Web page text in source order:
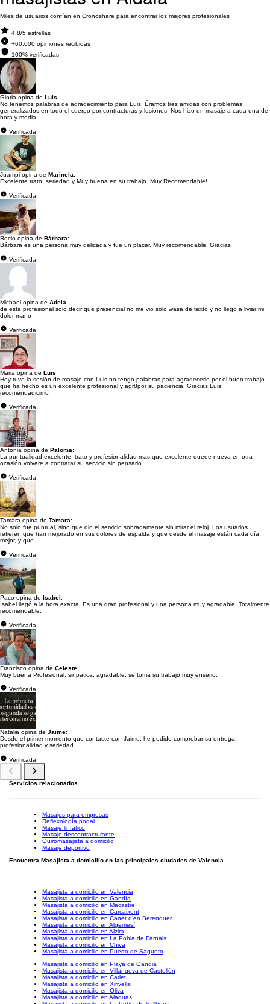
Miles de usuarios confían en Cronoshare para encontrar los mejores profesionales
4.8/5 estrellas
+60.000 opiniones recibidas
100% verificadas
Gloria opina de Luis:
No tenemos palabras de agradecimiento para Luis, Éramos tres amigas con problemas
generalizados en todo el cuerpo por contracturas y lesiones. Nos hizo un masaje a cada una de
hora y media,...
Verificada
Juampi opina de Marinela:
Excelente trato, seriedad y Muy buena en su trabajo. Muy Recomendable!
Verificada
Rocio opina de Bárbara:
Bárbara es una persona muy delicada y fue un placer. Muy recomendable. Gracias
Verificada
Michael opina de Adela:
de esta profesional solo decir que presencial no me vio solo wasa de texto y no llego a liviar mi
dolor mano
Verificada
Maria opina de Luis:
Hoy tuve la sesión de masaje con Luis no tengo palabras para agradecerle por el buen trabajo
que ha hecho es un excelente profesional y agr8por su paciencia. Gracias Luis
recomendadicimo
Verificada
Antonia opina de Paloma:
La puntualidad excelente, trato y profesionalidad más que excelente quede nueva en otra
ocasión volvere a contratar su servicio sin pensarlo
Verificada
Tamara opina de Tamara:
No solo fue puntual, sino que dio el servicio sobradamente sin mirar el reloj. Los usuarios
refieren que han mejorado en sus dolores de espalda y que desde el masaje están cada día
mejor, y que...
Verificada
Paco opina de Isabel:
Isabel llegó a la hora exacta. Es una gran profesional y una persona muy agradable. Totalmente
recomendable.
Verificada
Francisco opina de Celeste:
Muy buena Profesional, sinpatica, agradable, se toma su trabajo muy enserio.
Verificada
Natalia opina de Jaime:
Desde el primer momento que contacte con Jaime, he podido comprobar su entrega,
profesionalidad y seriedad.
Verificada
Servicios relacionados
Masajes para empresas
Reflexología podal
Masaje linfático
Masaje descontracturante
Quiromasajista a domicilio
Masaje deportivo
Encuentra Masajista a domicilio en las principales ciudades de Valencia
Masajista a domicilio en Valencia
Masajista a domicilio en Gandía
Masajista a domicilio en Macastre
Masajista a domicilio en Carcaixent
Masajista a domicilio en Canet d'en Berenguer
Masajista a domicilio en Algemesí
Masajista a domicilio en Alzira
Masajista a domicilio en La Pobla de Farnals
Masajista a domicilio en Chiva
Masajista a domicilio en Puerto de Sagunto
Masajista a domicilio en Playa de Gandia
Masajista a domicilio en Villanueva de Castellón
Masajista a domicilio en Carlet
Masajista a domicilio en Xirivella
Masajista a domicilio en Oliva
Masajista a domicilio en Alaquas